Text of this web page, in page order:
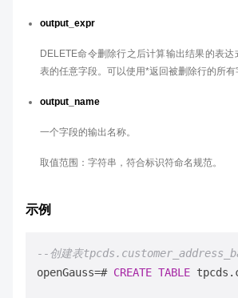
output_expr
DELETE命令删除行之后计算输出结果的表达
表的任意字段。可以使用*返回被删除行的所有
output_name
一个字段的输出名称。
取值范围：字符串，符合标识符命名规范。
示例
--创建表
openGauss=# CREATE TABLE